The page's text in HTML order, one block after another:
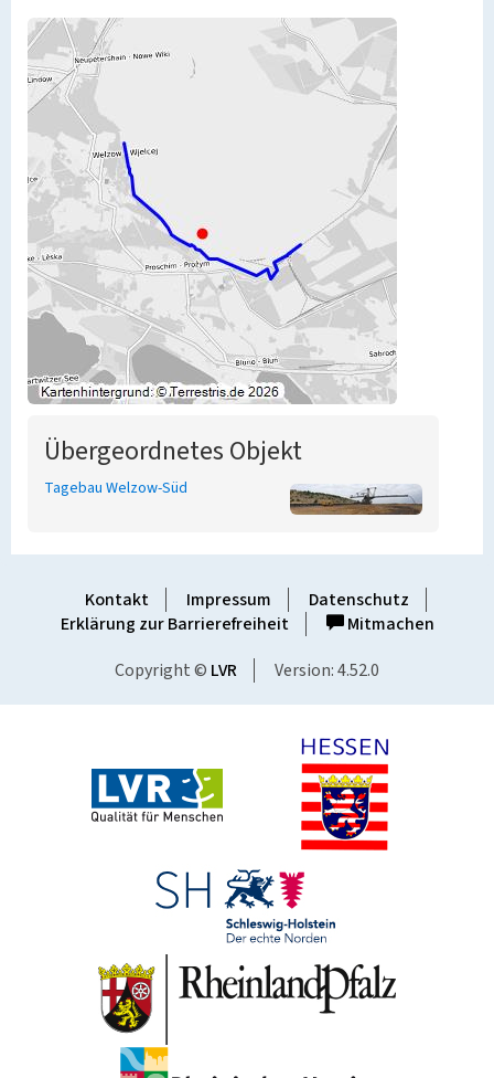
Übergeordnetes Objekt
Tagebau Welzow-Süd
Kontakt Impressum
Datenschutz
Erklärung zur Barrierefreiheit
Mitmachen
Copyright © LVR Version: 4.52.0